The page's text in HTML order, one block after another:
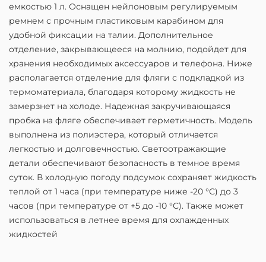
емкостью 1 л. Оснащен нейлоновым регулируемым
ремнем с прочным пластиковым карабином для
удобной фиксации на талии. Дополнительное
отделение, закрывающееся на молнию, подойдет для
хранения необходимых аксессуаров и телефона. Ниже
располагается отделение для фляги с подкладкой из
термоматериала, благодаря которому жидкость не
замерзнет на холоде. Надежная закручивающаяся
пробка на фляге обеспечивает герметичность. Модель
выполнена из полиэстера, который отличается
легкостью и долговечностью. Светоотражающие
детали обеспечивают безопасность в темное время
суток. В холодную погоду подсумок сохраняет жидкость
теплой от 1 часа (при температуре ниже -20 °C) до 3
часов (при температуре от +5 до -10 °C). Также может
использоваться в летнее время для охлажденных
жидкостей